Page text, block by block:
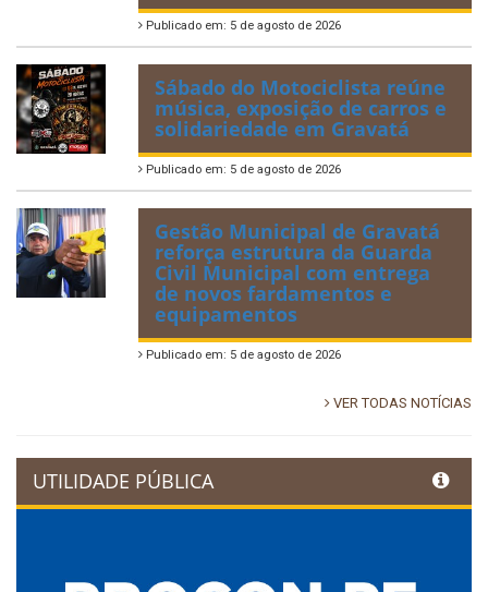
Publicado em: 5 de agosto de 2026
Sábado do Motociclista reúne
música, exposição de carros e
solidariedade em Gravatá
Publicado em: 5 de agosto de 2026
Gestão Municipal de Gravatá
reforça estrutura da Guarda
Civil Municipal com entrega
de novos fardamentos e
equipamentos
Publicado em: 5 de agosto de 2026
VER TODAS NOTÍCIAS
UTILIDADE PÚBLICA